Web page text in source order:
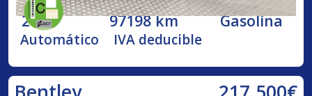
2005 97198 km Gasolina
Automático IVA deducible